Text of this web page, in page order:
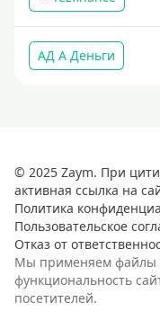
АД А Деньги
© 2025 Zaym. При
активная ссылка на
Политика
Пользовательское
Отказ от
Мы применяем файлы
функциональность
посетителей.